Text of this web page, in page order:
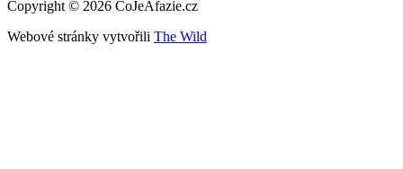
Copyright © 2026 CoJeAfazie.cz
Webové stránky vytvořili The Wild